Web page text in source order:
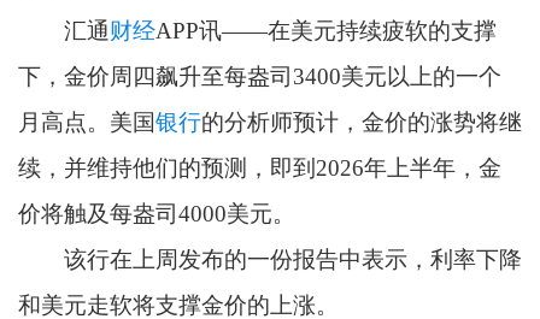
汇通财经APP讯——在美元持续疲软的支撑
下，金价周四飙升至每盎司3400美元以上的一个
月高点。美国银行的分析师预计，金价的涨势将继
续，并维持他们的预测，即到2026年上半年，金
价将触及每盎司4000美元。
该行在上周发布的一份报告中表示，利率下降
和美元走软将支撑金价的上涨。